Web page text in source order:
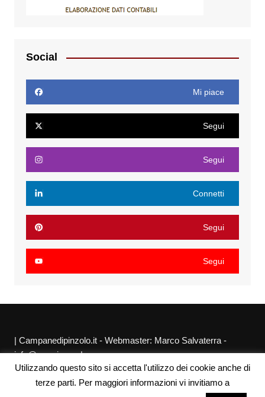
Social
Mi piace
Segui
Segui
Connetti
Segui
Segui
| Campanedipinzolo.it - Webmaster: Marco Salvaterra -
info@agraria.org |
Chi siamo Privacy Policy Sitemap Link utili
Utilizzando questo sito si accetta l'utilizzo dei cookie anche di
terze parti. Per maggiori informazioni vi invitiamo a